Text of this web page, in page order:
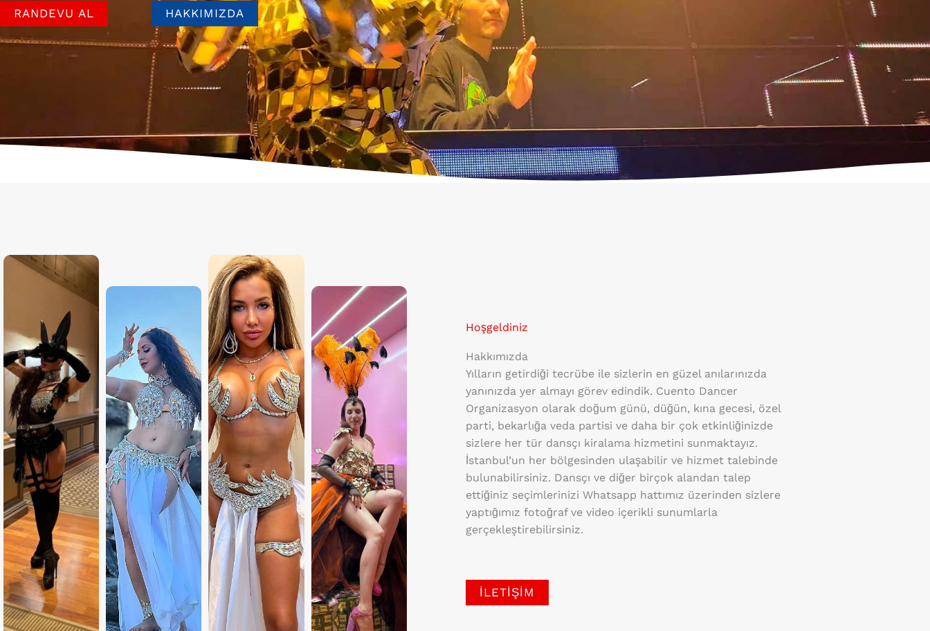
RANDEVU AL HAKKIMIZDA
Hoşgeldiniz
Hakkımızda
Yılların getirdiği tecrübe ile sizlerin en güzel anılarınızda
yanınızda yer almayı görev edindik. Cuento Dancer
Organizasyon olarak doğum günü, düğün, kına gecesi, özel
parti, bekarlığa veda partisi ve daha bir çok etkinliğinizde
sizlere her tür dansçı kiralama hizmetini sunmaktayız.
İstanbul’un her bölgesinden ulaşabilir ve hizmet talebinde
bulunabilirsiniz. Dansçı ve diğer birçok alandan talep
ettiğiniz seçimlerinizi Whatsapp hattımız üzerinden sizlere
yaptığımız fotoğraf ve video içerikli sunumlarla
gerçekleştirebilirsiniz.
İLETIŞIM